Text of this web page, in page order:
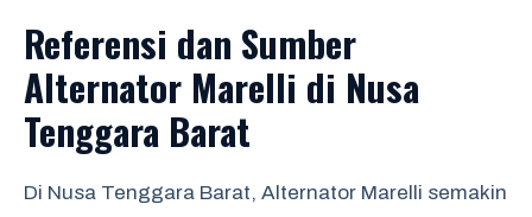
Referensi dan Sumber
Alternator Marelli di Nusa
Tenggara Barat
Di Nusa Tenggara Barat, Alternator Marelli semakin